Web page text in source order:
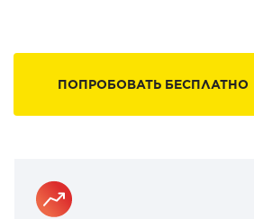
ПОПРОБОВАТЬ БЕСПЛАТНО